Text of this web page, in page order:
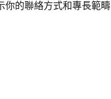
的聯絡方式和專長範疇